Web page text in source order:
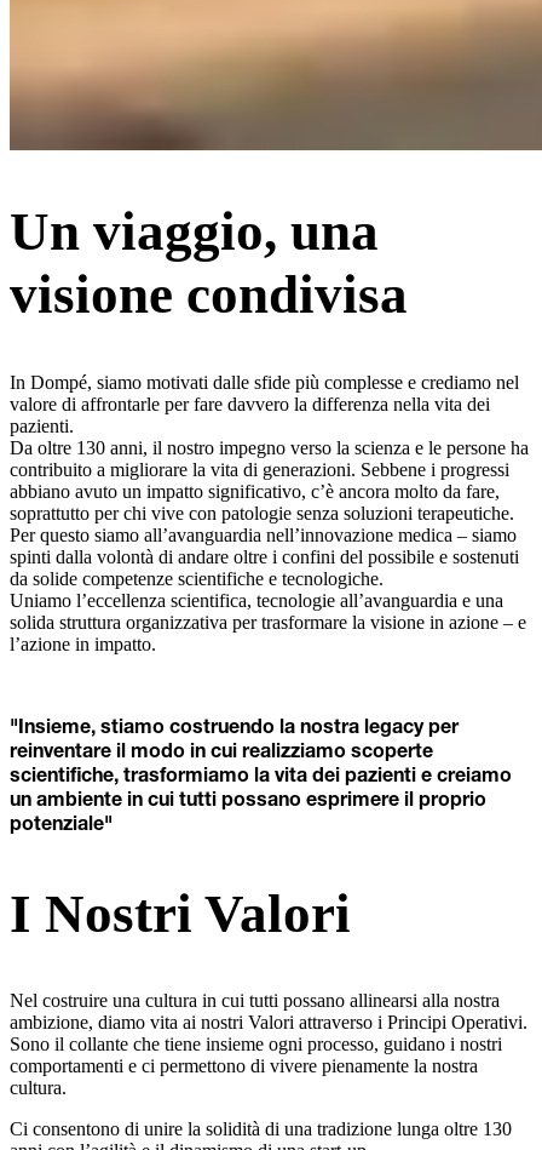
Un viaggio, una
visione condivisa
In Dompé, siamo motivati dalle sfide più complesse e crediamo nel
valore di affrontarle per fare davvero la differenza nella vita dei
pazienti.
Da oltre 130 anni, il nostro impegno verso la scienza e le persone ha
contribuito a migliorare la vita di generazioni. Sebbene i progressi
abbiano avuto un impatto significativo, c’è ancora molto da fare,
soprattutto per chi vive con patologie senza soluzioni terapeutiche.
Per questo siamo all’avanguardia nell’innovazione medica – siamo
spinti dalla volontà di andare oltre i confini del possibile e sostenuti
da solide competenze scientifiche e tecnologiche.
Uniamo l’eccellenza scientifica, tecnologie all’avanguardia e una
solida struttura organizzativa per trasformare la visione in azione – e
l’azione in impatto.
"Insieme, stiamo costruendo la nostra legacy per
reinventare il modo in cui realizziamo scoperte
scientifiche, trasformiamo la vita dei pazienti e creiamo
un ambiente in cui tutti possano esprimere il proprio
potenziale"
I Nostri Valori
Nel costruire una cultura in cui tutti possano allinearsi alla nostra
ambizione, diamo vita ai nostri Valori attraverso i Principi Operativi.
Sono il collante che tiene insieme ogni processo, guidano i nostri
comportamenti e ci permettono di vivere pienamente la nostra
cultura.
Ci consentono di unire la solidità di una tradizione lunga oltre 130